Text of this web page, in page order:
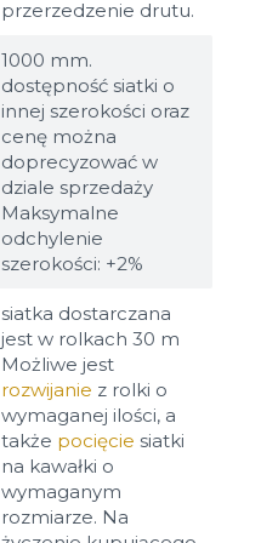
przerzedzenie drutu.
1000 mm.
dostępność siatki o
innej szerokości oraz
cenę można
doprecyzować w
dziale sprzedaży
Maksymalne
odchylenie
szerokości: +2%
siatka dostarczana
jest w rolkach 30 m
Możliwe jest
rozwijanie z rolki o
wymaganej ilości, a
także pocięcie siatki
na kawałki o
wymaganym
rozmiarze. Na